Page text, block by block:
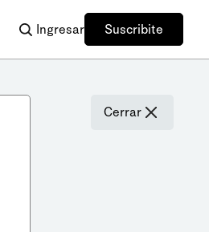
Ingresar Suscribite
Cerrar